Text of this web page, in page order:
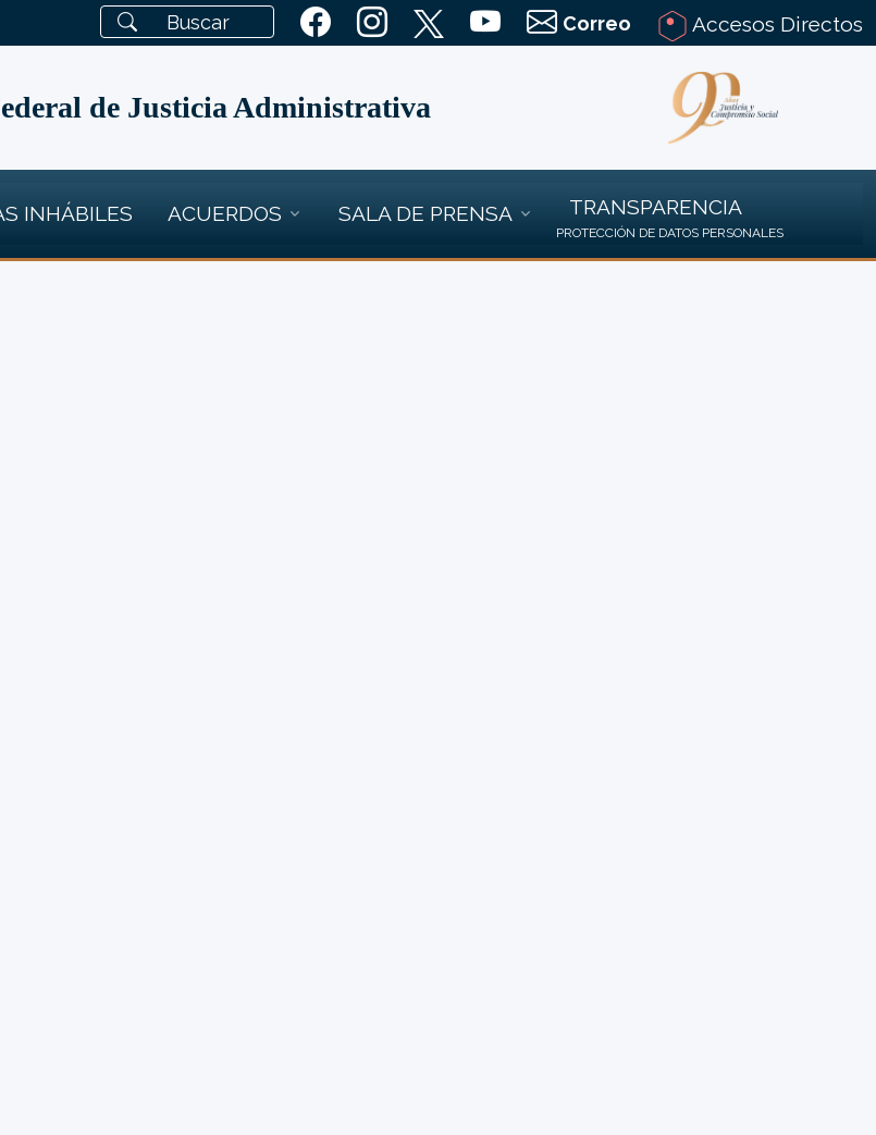
Correo Accesos Directos
de Justicia Administrativa
INHÁBILES ACUERDOS SALA DE PRENSA TRANSPARENCIA
PROTECCIÓN DE DATOS PERSONALES